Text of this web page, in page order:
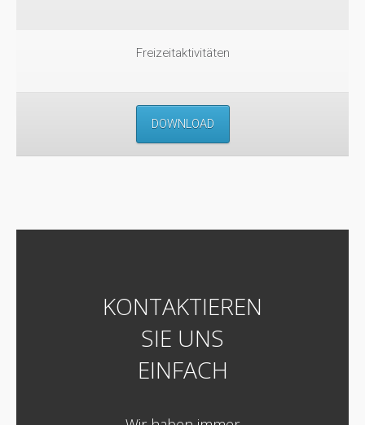
Freizeitaktivitäten
DOWNLOAD
KONTAKTIEREN
SIE UNS
EINFACH